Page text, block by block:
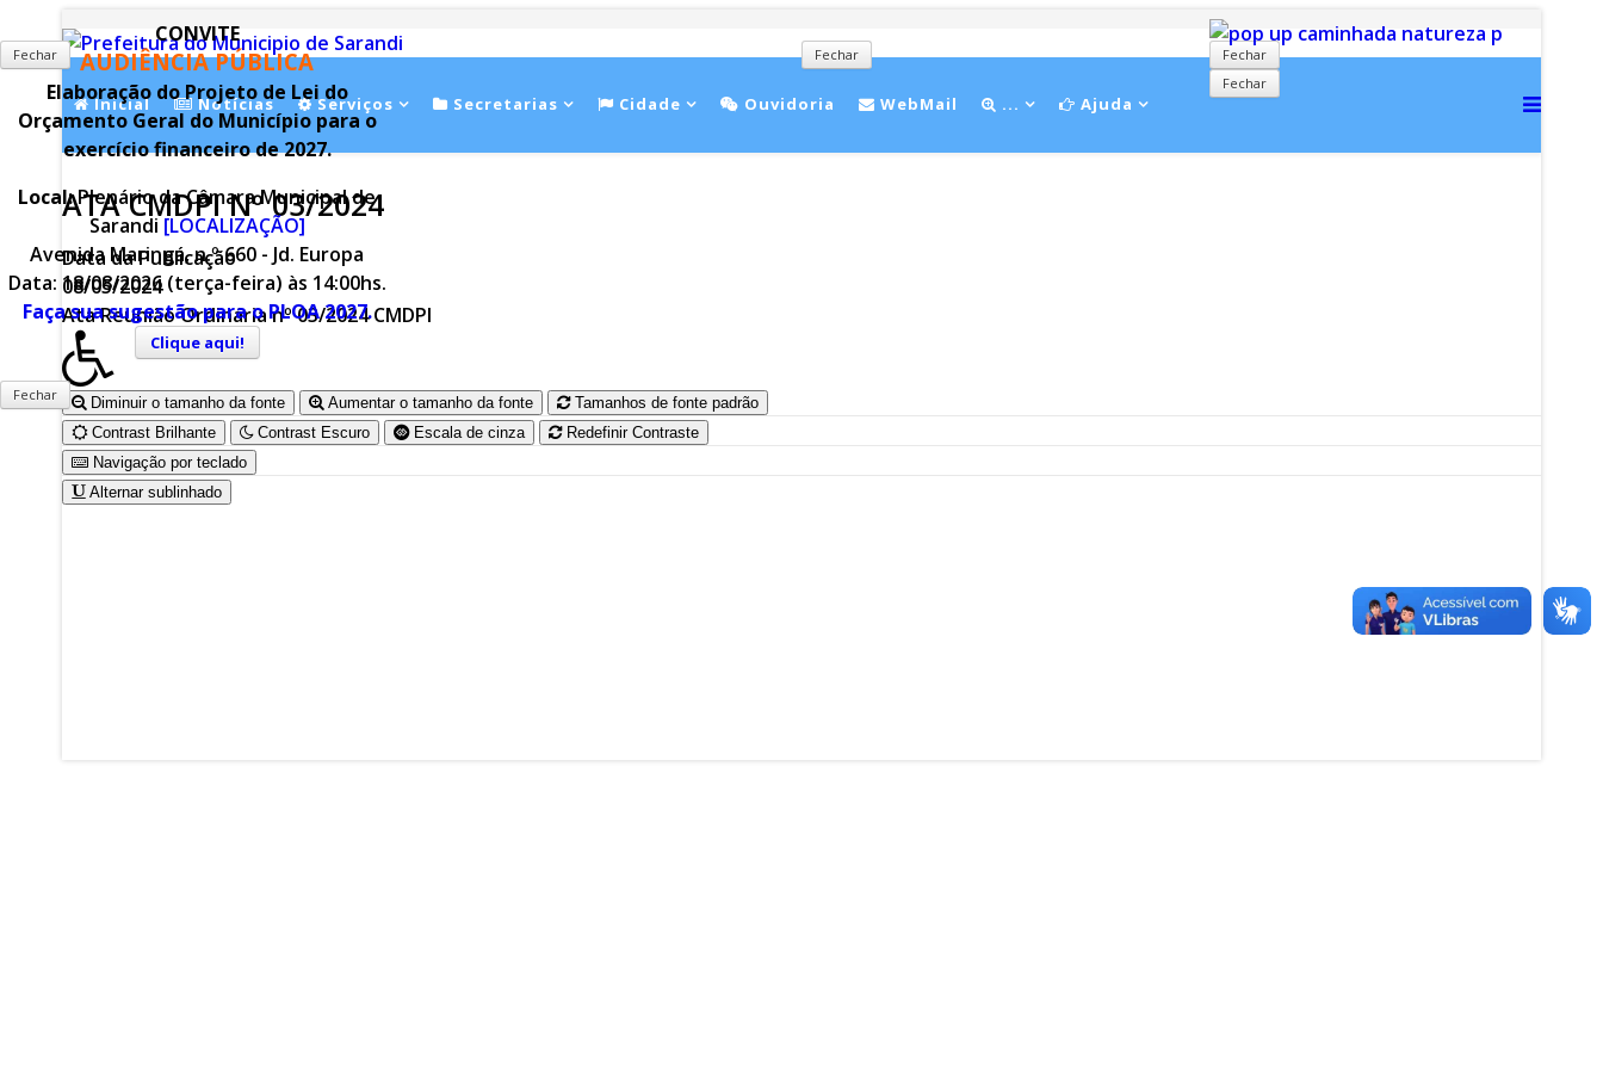
Inicial Notícias Serviços Secretarias Cidade Ouvidoria WebMail ... Ajuda
ATA CMDPI Nº 03/2024
Data da Publicação
08/05/2024
Ata Reunião Ordinária nº 03/2024 CMDPI
Diminuir o tamanho da fonte Aumentar o tamanho da fonte
Tamanhos de fonte padrão
Contrast Brilhante
Contrast Escuro Escala de cinza
Redefinir Contraste
Navigação por teclado
Alternar sublinhado
Fechar
CONVITE
AUDIÊNCIA PÚBLICA
Elaboração do Projeto de Lei do
Orçamento Geral do Município para o
exercício financeiro de 2027.
Local:Plenário da Câmara Municipal de
Sarandi [LOCALIZAÇÃO]
Avenida Maringá, n.º 660 - Jd. Europa
Data: 18/08/2026 (terça-feira) às 14:00hs.
Faça sua sugestão para o PLOA 2027.
Clique aqui!
Fechar
Fechar
Fechar
Fechar